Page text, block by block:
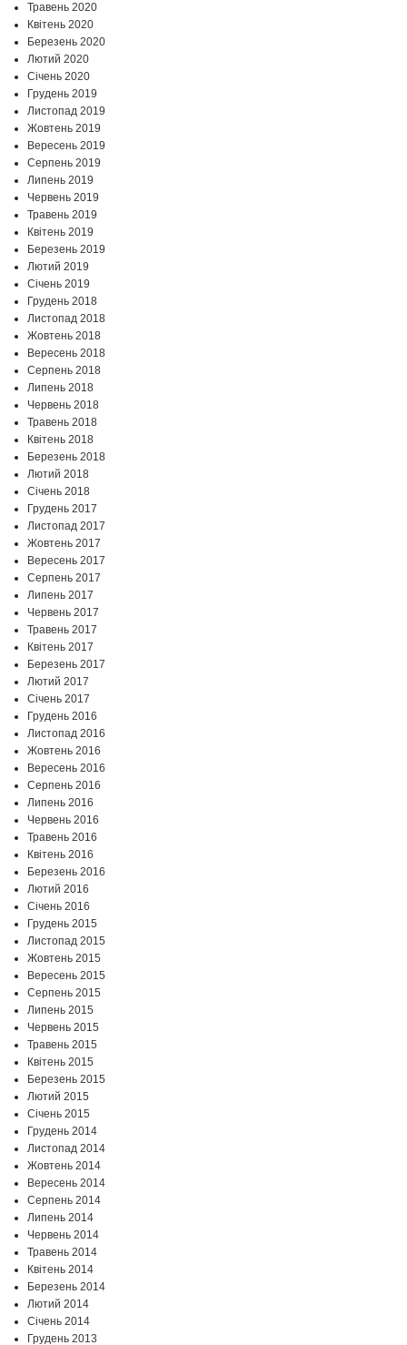
Травень 2020
Квітень 2020
Березень 2020
Лютий 2020
Січень 2020
Грудень 2019
Листопад 2019
Жовтень 2019
Вересень 2019
Серпень 2019
Липень 2019
Червень 2019
Травень 2019
Квітень 2019
Березень 2019
Лютий 2019
Січень 2019
Грудень 2018
Листопад 2018
Жовтень 2018
Вересень 2018
Серпень 2018
Липень 2018
Червень 2018
Травень 2018
Квітень 2018
Березень 2018
Лютий 2018
Січень 2018
Грудень 2017
Листопад 2017
Жовтень 2017
Вересень 2017
Серпень 2017
Липень 2017
Червень 2017
Травень 2017
Квітень 2017
Березень 2017
Лютий 2017
Січень 2017
Грудень 2016
Листопад 2016
Жовтень 2016
Вересень 2016
Серпень 2016
Липень 2016
Червень 2016
Травень 2016
Квітень 2016
Березень 2016
Лютий 2016
Січень 2016
Грудень 2015
Листопад 2015
Жовтень 2015
Вересень 2015
Серпень 2015
Липень 2015
Червень 2015
Травень 2015
Квітень 2015
Березень 2015
Лютий 2015
Січень 2015
Грудень 2014
Листопад 2014
Жовтень 2014
Вересень 2014
Серпень 2014
Липень 2014
Червень 2014
Травень 2014
Квітень 2014
Березень 2014
Лютий 2014
Січень 2014
Грудень 2013